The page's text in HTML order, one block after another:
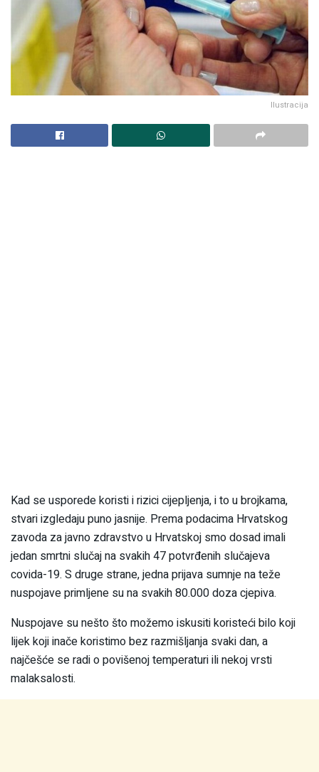
Ilustracija
Kad se usporede koristi i rizici cijepljenja, i to u brojkama,
stvari izgledaju puno jasnije. Prema podacima Hrvatskog
zavoda za javno zdravstvo u Hrvatskoj smo dosad imali
jedan smrtni slučaj na svakih 47 potvrđenih slučajeva
covida-19. S druge strane, jedna prijava sumnje na teže
nuspojave primljene su na svakih 80.000 doza cjepiva.
Nuspojave su nešto što možemo iskusiti koristeći bilo koji
lijek koji inače koristimo bez razmišljanja svaki dan, a
najčešće se radi o povišenoj temperaturi ili nekoj vrsti
malaksalosti.